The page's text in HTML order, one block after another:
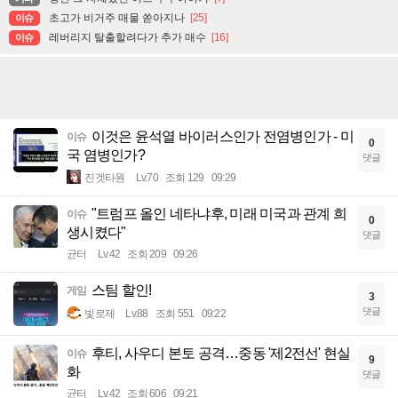
이슈 초고가 비거주 매물 쏟아지나 [25]
이슈 레버리지 탈출할려다가 추가 매수 [16]
이슈 이것은 윤석열 바이러스인가 전염병인가 - 미
국 염병인가?
진겟타원 Lv.70 조회 129 09:29
0
댓글
이슈 "트럼프 올인 네타냐후, 미래 미국과 관계 희
생시켰다"
균터 Lv.42 조회 209 09:26
0
댓글
게임 스팀 할인!
빛로제 Lv.88 조회 551 09:22
3
댓글
이슈 후티, 사우디 본토 공격…중동 '제2전선' 현실
화
균터 Lv.42 조회 606 09:21
9
댓글